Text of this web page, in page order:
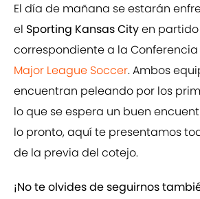
El día de mañana se estarán
el Sporting Kansas Cityen partido
correspondiente a la
Major League Soccer. Ambos
encuentran peleando por los
lo que se espera un buen
lo pronto, aquí te presentamos
de la previa del cotejo.
¡No te olvides de seguirnos